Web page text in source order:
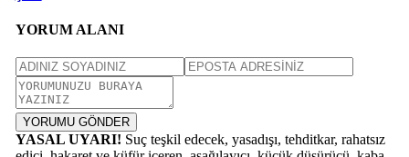
YORUM ALANI
YORUMU GÖNDER
YASAL UYARI! Suç teşkil edecek, yasadışı, tehditkar, rahatsız